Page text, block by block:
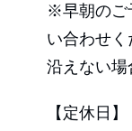
※早朝のご
い合わせ
沿えない場
【定休日】